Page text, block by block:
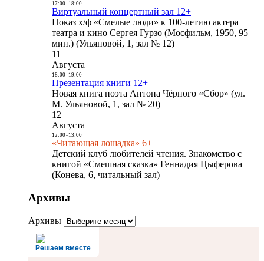
17:00- 18:00
Виртуальный концертный зал 12+
Показ х/ф «Смелые люди» к 100-летию актера
театра и кино Сергея Гурзо (Мосфильм, 1950, 95
мин.) (Ульяновой, 1, зал № 12)
11
Августа
18:00- 19:00
Презентация книги 12+
Новая книга поэта Антона Чёрного «Сбор» (ул.
М. Ульяновой, 1, зал № 20)
12
Августа
12:00- 13:00
«Читающая лошадка» 6+
Детский клуб любителей чтения. Знакомство с
книгой «Смешная сказка» Геннадия Цыферова
(Конева, 6, читальный зал)
Архивы
Архивы
Решаем вместе